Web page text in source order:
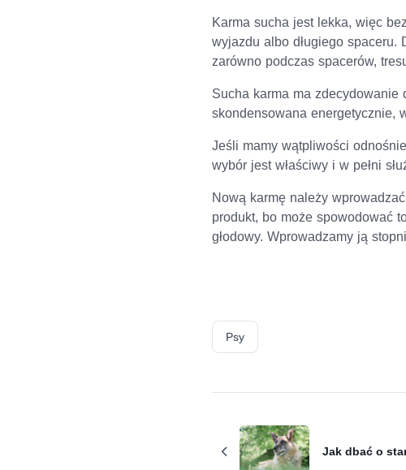
Karma sucha jest lekka, więc
wyjazdu albo długiego
zarówno podczas spacerów,
Sucha karma ma zdecydowanie
skondensowana energetycznie,
Jeśli mamy wątpliwości
wybór jest właściwy i w pełni
Nową karmę należy
produkt, bo może spowodować
głodowy. Wprowadzamy ją
Psy
Jak dbać o